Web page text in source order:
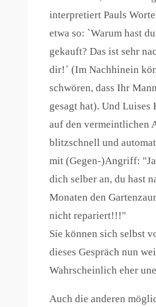
interpretiert Pauls
etwa so: `Warum hast
gekauft? Das ist sehr
dir!´ (Im Nachhinein
schwören, dass Ihr
gesagt hat). Und Luises
auf den vermeintlichen
blitzschnell und
mit (Gegen-)Angriff:
dich selber an, du hast
Monaten den
nicht repariert!!!"
Sie können sich selbst
dieses Gespräch nun
Wahrscheinlich eher
Auch die anderen